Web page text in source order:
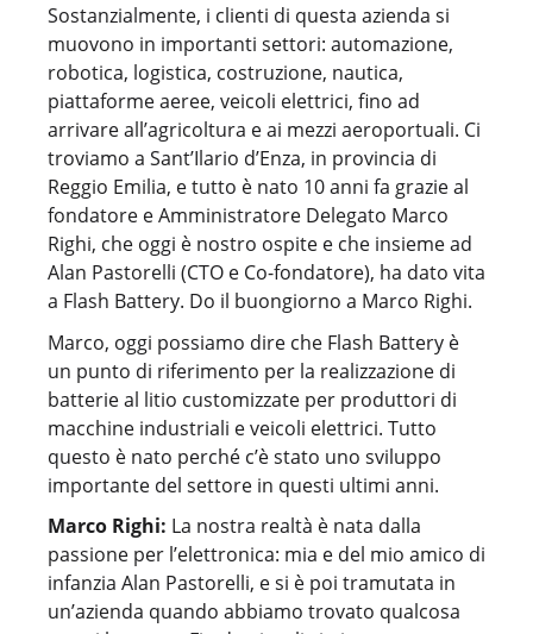
Sostanzialmente, i clienti di questa azienda si
muovono in importanti settori: automazione,
robotica, logistica, costruzione, nautica,
piattaforme aeree, veicoli elettrici, fino ad
arrivare all’agricoltura e ai mezzi aeroportuali. Ci
troviamo a Sant’Ilario d’Enza, in provincia di
Reggio Emilia, e tutto è nato 10 anni fa grazie al
fondatore e Amministratore Delegato Marco
Righi, che oggi è nostro ospite e che insieme ad
Alan Pastorelli (CTO e Co-fondatore), ha dato vita
a Flash Battery. Do il buongiorno a Marco Righi.
Marco, oggi possiamo dire che Flash Battery è
un punto di riferimento per la realizzazione di
batterie al litio customizzate per produttori di
macchine industriali e veicoli elettrici. Tutto
questo è nato perché c’è stato uno sviluppo
importante del settore in questi ultimi anni.
Marco Righi: La nostra realtà è nata dalla
passione per l’elettronica: mia e del mio amico di
infanzia Alan Pastorelli, e si è poi tramutata in
un’azienda quando abbiamo trovato qualcosa